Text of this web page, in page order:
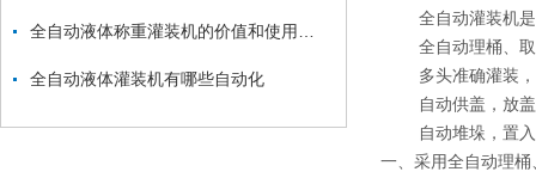
全自动液体灌装机有哪些自动化
全自动灌装机是
全自动理桶、取
多头准确灌装，
自动供盖，放盖
自动堆垛，置入
一、采用全自动理